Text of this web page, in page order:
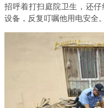
招呼着打扫庭院卫生，还
设备，反复叮嘱他用电安全。